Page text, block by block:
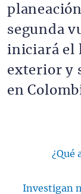
segunda
iniciará el
exterior y
en
¿Qué
Investigan